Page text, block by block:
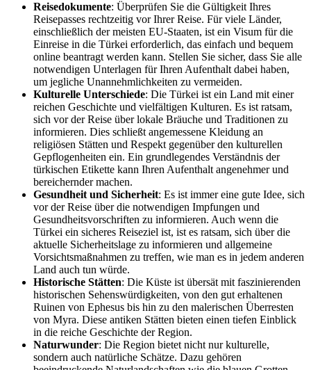
Reisedokumente: Überprüfen Sie die Gültigkeit Ihres
Reisepasses rechtzeitig vor Ihrer Reise. Für viele Länder,
einschließlich der meisten EU-Staaten, ist ein Visum für die
Einreise in die Türkei erforderlich, das einfach und bequem
online beantragt werden kann. Stellen Sie sicher, dass Sie alle
notwendigen Unterlagen für Ihren Aufenthalt dabei haben,
um jegliche Unannehmlichkeiten zu vermeiden.
Kulturelle Unterschiede: Die Türkei ist ein Land mit einer
reichen Geschichte und vielfältigen Kulturen. Es ist ratsam,
sich vor der Reise über lokale Bräuche und Traditionen zu
informieren. Dies schließt angemessene Kleidung an
religiösen Stätten und Respekt gegenüber den kulturellen
Gepflogenheiten ein. Ein grundlegendes Verständnis der
türkischen Etikette kann Ihren Aufenthalt angenehmer und
bereichernder machen.
Gesundheit und Sicherheit: Es ist immer eine gute Idee, sich
vor der Reise über die notwendigen Impfungen und
Gesundheitsvorschriften zu informieren. Auch wenn die
Türkei ein sicheres Reiseziel ist, ist es ratsam, sich über die
aktuelle Sicherheitslage zu informieren und allgemeine
Vorsichtsmaßnahmen zu treffen, wie man es in jedem anderen
Land auch tun würde.
Historische Stätten: Die Küste ist übersät mit faszinierenden
historischen Sehenswürdigkeiten, von den gut erhaltenen
Ruinen von Ephesus bis hin zu den malerischen Überresten
von Myra. Diese antiken Stätten bieten einen tiefen Einblick
in die reiche Geschichte der Region.
Naturwunder: Die Region bietet nicht nur kulturelle,
sondern auch natürliche Schätze. Dazu gehören